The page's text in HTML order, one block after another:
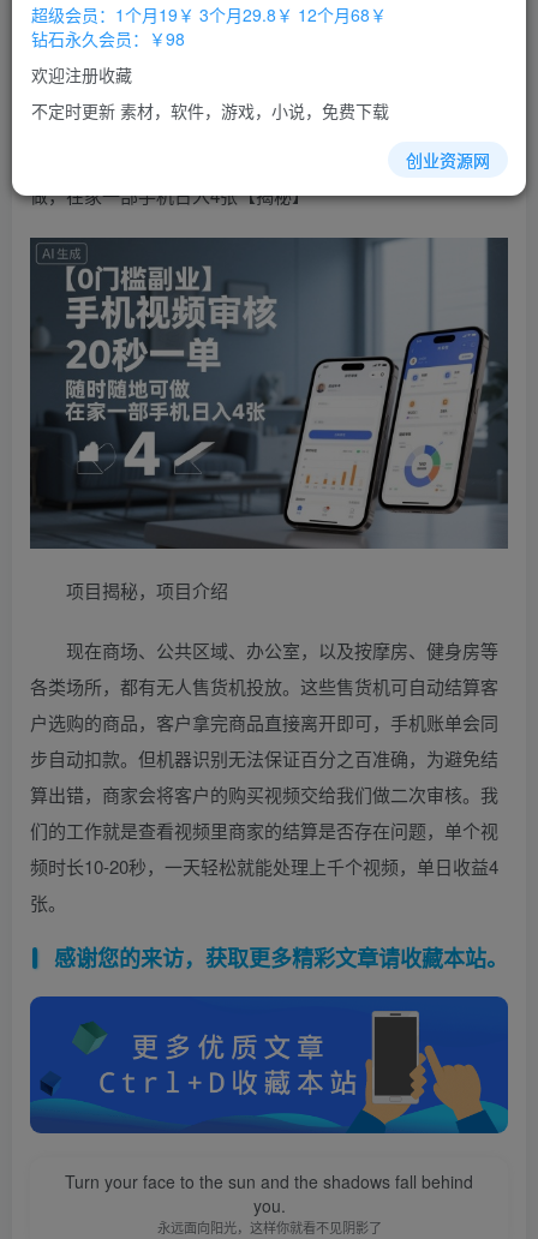
立即购买
您当前未登录！建议登陆后购买，办理会员包月更省钱，可保存购
审核，20秒一单，随时随地可
做，在家一部手机日入4张【揭秘】
项目揭秘，项目介绍
现在商场、公共区域、办公室，以及按摩房、健身房等
各类场所，都有无人售货机投放。这些售货机可自动结算客
户选购的商品，客户拿完商品直接离开即可，手机账单会同
步自动扣款。但机器识别无法保证百分之百准确，为避免结
算出错，商家会将客户的购买视频交给我们做二次审核。我
们的工作就是查看视频里商家的结算是否存在问题，单个视
频时长10-20秒，一天轻松就能处理上千个视频，单日收益4
张。
感谢您的来访，获取更多精彩文章请收藏本站。
Turn your face to the sun and the shadows fall behind
you.
永远面向阳光，这样你就看不见阴影了
超级会员：1个月19￥ 3个月29.8￥ 12个月68￥
钻石永久会员：￥98
欢迎注册收藏
不定时更新 素材，软件，游戏，小说，免费下载
创业资源网